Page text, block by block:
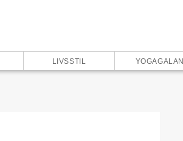
LIVSSTIL YOGAGALAN